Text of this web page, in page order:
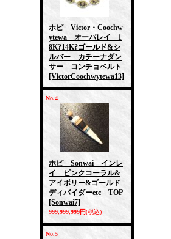
ホピ Victor・Coochw
ytewa オーバレイ 1
8K?14K?ゴールド&シ
ルバー カチーナダン
サー コンチョベルト
[VictorCoochwytewa13]
No.4
ホピ Sonwai インレ
イ ピンクコーラル&
アイボリー&ゴールド
ディバイダーetc TOP
[Sonwai7]
999,999,999円(税込)
No.5